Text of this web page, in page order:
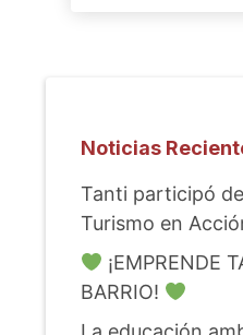
Noticias
Tanti participó
Turismo en
¡EMPRENDE
BARRIO!